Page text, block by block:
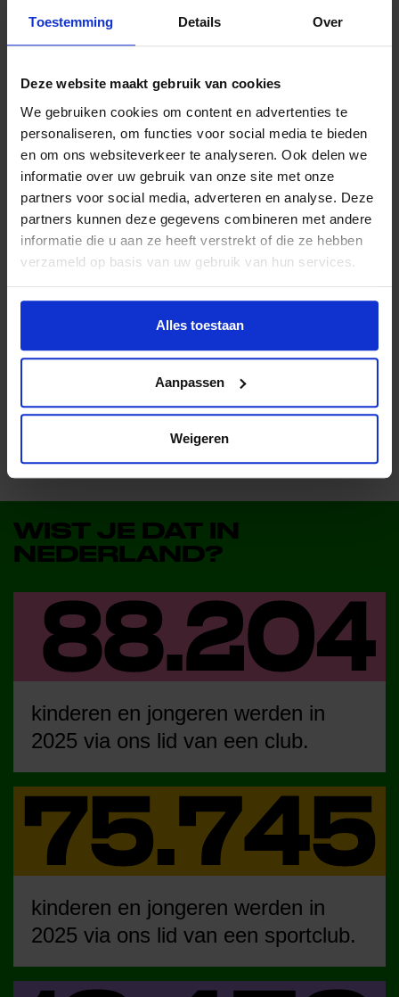
Toestemming Details Over
Deze website maakt gebruik van cookies
We gebruiken cookies om content en advertenties te
personaliseren, om functies voor social media te bieden
en om ons websiteverkeer te analyseren. Ook delen we
informatie over uw gebruik van onze site met onze
partners voor social media, adverteren en analyse. Deze
partners kunnen deze gegevens combineren met andere
informatie die u aan ze heeft verstrekt of die ze hebben
verzameld op basis van uw gebruik van hun services.
Alles toestaan
Aanpassen
Weigeren
Check hier of uw kind in aanmerking komt voor het
Lees meer nieuws
Lees meer nieuws van Jeugdfonds Sport &
WIST JE DAT IN
NEDERLAND?
kinderen en jongeren werden in
2025 via ons lid van een club.
kinderen en jongeren werden in
2025 via ons lid van een sportclub.